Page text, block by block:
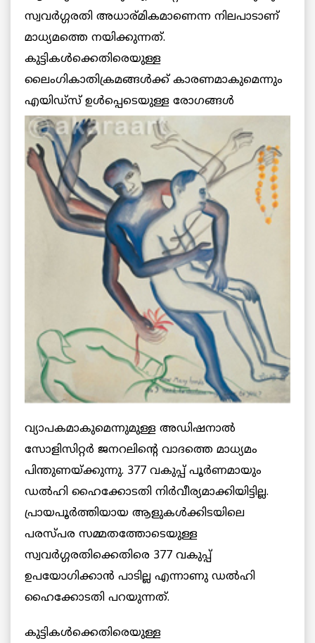
സ്വവര്‍ഗ്ഗരതി അധാര്മികമാണെന്ന നിലപാടാണ്
മാധ്യമത്തെ നയിക്കുന്നത്.
കുട്ടികള്‍ക്കെതിരെയുള്ള
ലൈംഗികാതിക്രമങ്ങള്‍ക്ക് കാരണമാകുമെന്നും
എയിഡ്സ് ഉള്‍പ്പെടെയുള്ള രോഗങ്ങള്‍
വ്യാപകമാകുമെന്നുമുള്ള അഡിഷനാല്‍
സോളിസിറ്റര്‍ ജനറലിന്റെ വാദത്തെ മാധ്യമം
പിന്തുണയ്ക്കുന്നു. 377 വകുപ്പ് പൂര്‍ണമായും
ഡല്‍ഹി ഹൈക്കോടതി നിര്‍വീര്യമാക്കിയിട്ടില്ല.
പ്രായപൂര്‍ത്തിയായ ആളുകള്‍ക്കിടയിലെ
പരസ്പര സമ്മതത്തോടെയുള്ള
സ്വവര്‍ഗ്ഗരതിക്കെതിരെ 377 വകുപ്പ്
ഉപയോഗിക്കാന്‍ പാടില്ല എന്നാണു ഡല്‍ഹി
ഹൈക്കോടതി പറയുന്നത്.
കുട്ടികള്‍ക്കെതിരെയുള്ള